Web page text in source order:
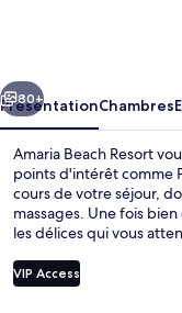
Suivant
80+
PrésentationChambres
Amaria Beach Resort
points d'intérêt comme
cours de votre séjour,
massages. Une fois
les délices qui vous
ouverte 24 h/24 et un
vacances sans soucis.
VIP Access